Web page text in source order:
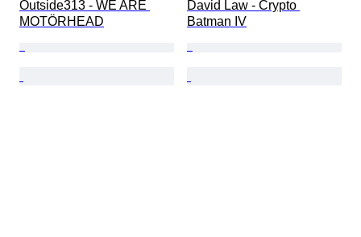
Outside313 - WE ARE
MOTÖRHEAD
David Law - Crypto
Batman IV